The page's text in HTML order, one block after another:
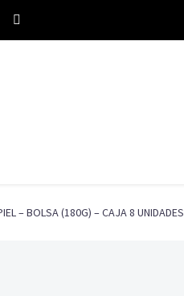
– BOLSA (180G) – CAJA 8 UNIDADES